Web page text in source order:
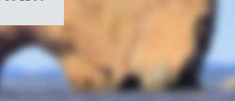
du
gouvernement
du